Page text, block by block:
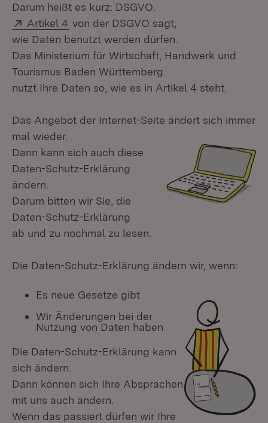
Darum heißt es kurz: DSGVO.
Extern:
Artikel 4 (Öffnet in neuem Fenster)
von der DSGVO sagt,
wie Daten benutzt werden dürfen.
Das Ministerium für Wirtschaft, Handwerk und
Tourismus Baden Württemberg
nutzt Ihre Daten so, wie es in Artikel 4 steht.
Das Angebot der Internet-Seite ändert sich immer
mal wieder.
Dann kann sich auch diese
Daten-Schutz-Erklärung
ändern.
Darum bitten wir Sie, die
Daten-Schutz-Erklärung
ab und zu nochmal zu lesen.
Die Daten-Schutz-Erklärung ändern wir, wenn:
Es neue Gesetze gibt
Wir Änderungen bei der
Nutzung von Daten haben
Die Daten-Schutz-Erklärung kann
sich ändern.
Dann können sich Ihre Absprachen
mit uns auch ändern.
Wenn das passiert dürfen wir Ihre